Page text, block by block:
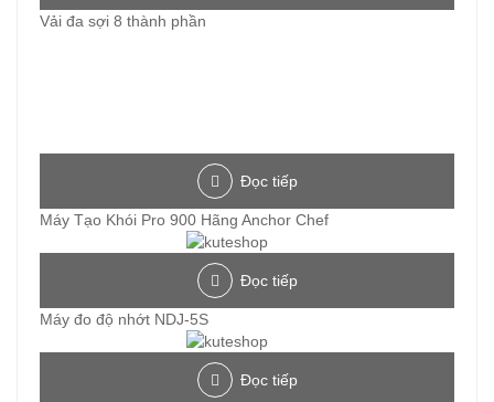
Vải đa sợi 8 thành phần
Đọc tiếp
Máy Tạo Khói Pro 900 Hãng Anchor Chef
Đọc tiếp
Máy đo độ nhớt NDJ-5S
Đọc tiếp